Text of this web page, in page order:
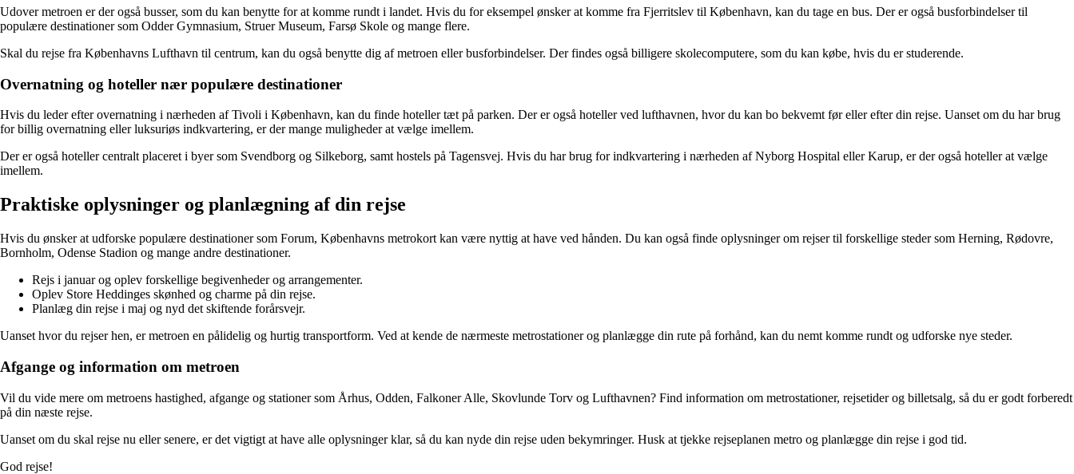
Udover metroen er der også busser, som du kan benytte for at komme rundt i landet. Hvis du for eksempel ønsker at komme fra Fjerritslev til København, kan du tage en bus. Der er også busforbindelser til
populære destinationer som Odder Gymnasium, Struer Museum, Farsø Skole og mange flere.
Skal du rejse fra Københavns Lufthavn til centrum, kan du også benytte dig af metroen eller busforbindelser. Der findes også billigere skolecomputere, som du kan købe, hvis du er studerende.
Overnatning og hoteller nær populære destinationer
Hvis du leder efter overnatning i nærheden af Tivoli i København, kan du finde hoteller tæt på parken. Der er også hoteller ved lufthavnen, hvor du kan bo bekvemt før eller efter din rejse. Uanset om du har brug
for billig overnatning eller luksuriøs indkvartering, er der mange muligheder at vælge imellem.
Der er også hoteller centralt placeret i byer som Svendborg og Silkeborg, samt hostels på Tagensvej. Hvis du har brug for indkvartering i nærheden af Nyborg Hospital eller Karup, er der også hoteller at vælge
imellem.
Praktiske oplysninger og planlægning af din rejse
Hvis du ønsker at udforske populære destinationer som Forum, Københavns metrokort kan være nyttig at have ved hånden. Du kan også finde oplysninger om rejser til forskellige steder som Herning, Rødovre,
Bornholm, Odense Stadion og mange andre destinationer.
Rejs i januar og oplev forskellige begivenheder og arrangementer.
Oplev Store Heddinges skønhed og charme på din rejse.
Planlæg din rejse i maj og nyd det skiftende forårsvejr.
Uanset hvor du rejser hen, er metroen en pålidelig og hurtig transportform. Ved at kende de nærmeste metrostationer og planlægge din rute på forhånd, kan du nemt komme rundt og udforske nye steder.
Afgange og information om metroen
Vil du vide mere om metroens hastighed, afgange og stationer som Århus, Odden, Falkoner Alle, Skovlunde Torv og Lufthavnen? Find information om metrostationer, rejsetider og billetsalg, så du er godt forberedt
på din næste rejse.
Uanset om du skal rejse nu eller senere, er det vigtigt at have alle oplysninger klar, så du kan nyde din rejse uden bekymringer. Husk at tjekke rejseplanen metro og planlægge din rejse i god tid.
God rejse!